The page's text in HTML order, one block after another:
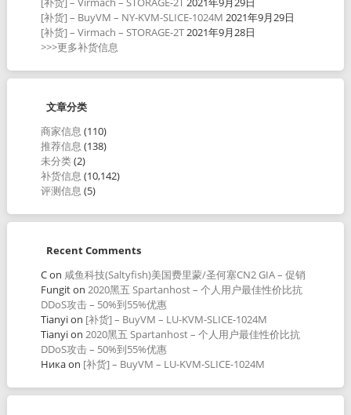
[补货] – BuyVM – NY-KVM-SLICE-1024M 2021年9月29日
[补货] – Virmach – STORAGE-2T2021年9月28日
>>>更多补货信息
文章分类
商家信息 (110)
推荐信息 (138)
未分类(2)
补货信息 (10,142)
评测信息 (5)
Recent Comments
Con 咸鱼科技(Saltyfish)美国费里蒙/圣何塞CN2 GIA – 促销
Fungiton 2020黑五 Spartanhost – 个人用户最佳性价比抗
DDoS攻击 – 50%到55%优惠
Tianyion [补货] – BuyVM – LU-KVM-SLICE-1024M
Tianyion 2020黑五 Spartanhost – 个人用户最佳性价比抗
DDoS攻击 – 50%到55%优惠
Никаon [补货] – BuyVM – LU-KVM-SLICE-1024M